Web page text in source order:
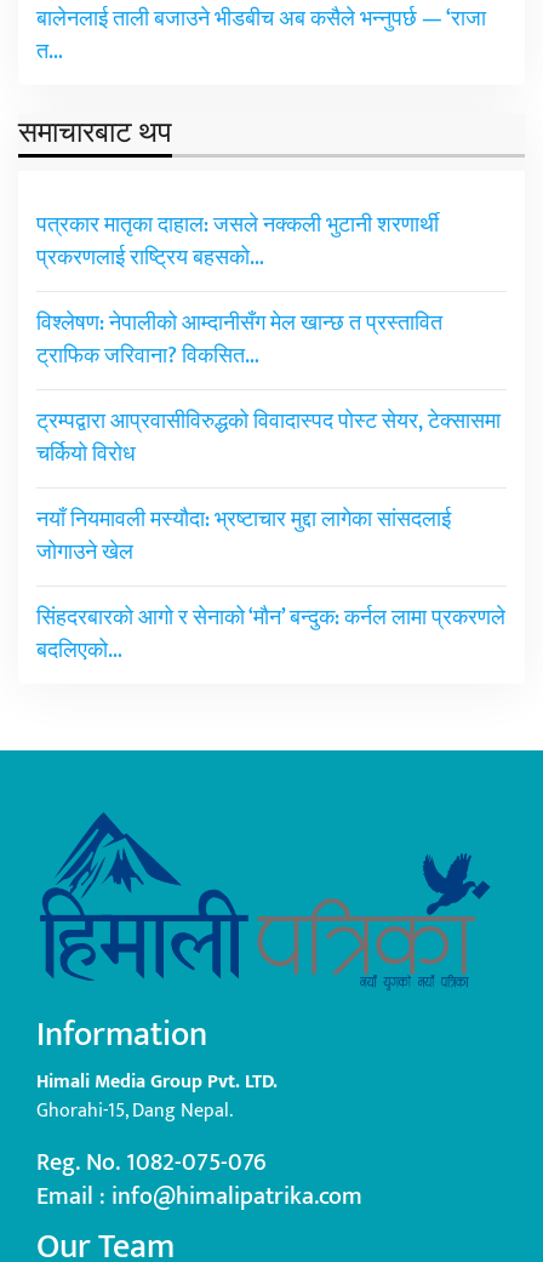
बालेनलाई ताली बजाउने भीडबीच अब कसैले भन्नुपर्छ — ‘राजा
त…
समाचारबाट थप
पत्रकार मातृका दाहाल: जसले नक्कली भुटानी शरणार्थी
प्रकरणलाई राष्ट्रिय बहसको…
विश्लेषण: नेपालीको आम्दानीसँग मेल खान्छ त प्रस्तावित
ट्राफिक जरिवाना? विकसित…
ट्रम्पद्वारा आप्रवासीविरुद्धको विवादास्पद पोस्ट सेयर, टेक्सासमा
चर्कियो विरोध
नयाँ नियमावली मस्यौदा: भ्रष्टाचार मुद्दा लागेका सांसदलाई
जोगाउने खेल
सिंहदरबारको आगो र सेनाको ‘मौन’ बन्दुक: कर्नल लामा प्रकरणले
बदलिएको…
Information
Himali Media Group Pvt. LTD.
Ghorahi-15, Dang Nepal.
Reg. No. 1082-075-076
Email : info@himalipatrika.com
Our Team